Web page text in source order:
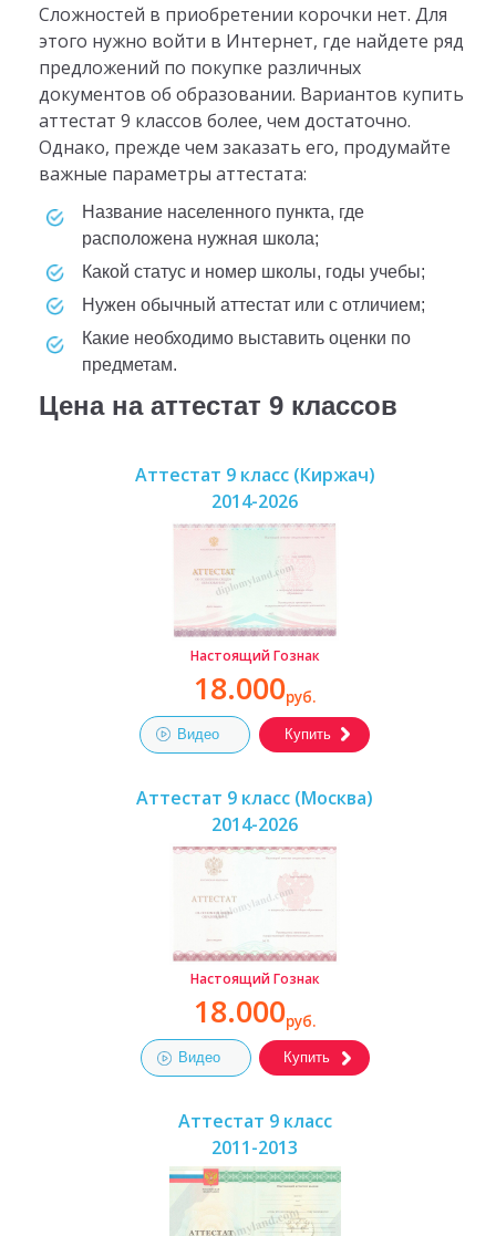
Сложностей в приобретении корочки нет. Для
этого нужно войти в Интернет, где найдете ряд
предложений по покупке различных
документов об образовании. Вариантов купить
аттестат 9 классов более, чем достаточно.
Однако, прежде чем заказать его, продумайте
важные параметры аттестата:
название населенного пункта, где
расположена нужная школа;
какой статус и номер школы, годы учебы;
нужен обычный аттестат или с отличием;
какие необходимо выставить оценки по
предметам.
Цена на аттестат 9 классов
Аттестат 9 класс (Киржач)
2014-2026
Настоящий Гознак
18.000руб.
Видео Купить
Аттестат 9 класс (Москва)
2014-2026
Настоящий Гознак
18.000руб.
Видео Купить
Аттестат 9 класс
2011-2013